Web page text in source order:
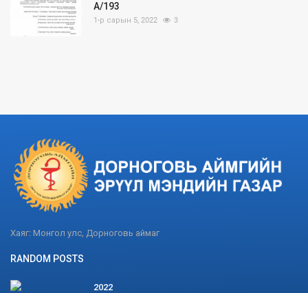
А/193
1-р сарын 5, 2022 3
Хаяг: Монгол улс, Дорноговь аймаг
RANDOM POSTS
2022